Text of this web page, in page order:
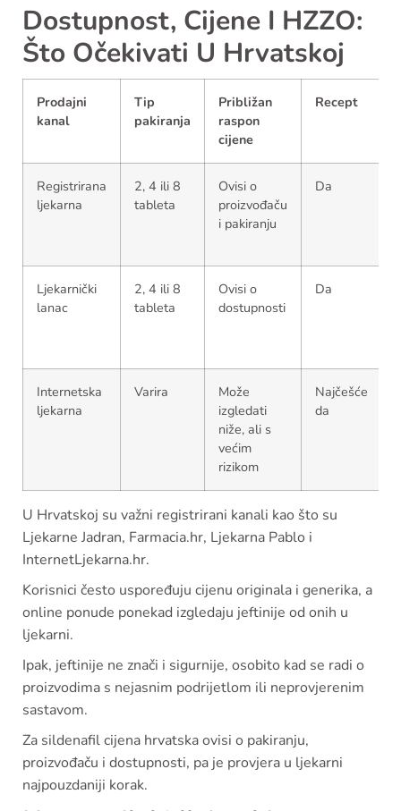
Dostupnost, Cijene I HZZO:
Što Očekivati U Hrvatskoj
Prodajni
kanal
Tip
pakiranja
Približan
raspon
cijene
Recept
Registrirana
ljekarna
2, 4 ili 8
tableta
Ovisi o
proizvođaču
i pakiranju
Da
Ljekarnički
lanac
2, 4 ili 8
tableta
Ovisi o
dostupnosti
Da
Internetska
ljekarna
Varira
Može
izgledati
niže, ali s
većim
rizikom
Najčešće
da
U Hrvatskoj su važni registrirani kanali kao što su
Ljekarne Jadran, Farmacia.hr, Ljekarna Pablo i
InternetLjekarna.hr.
Korisnici često uspoređuju cijenu originala i generika, a
online ponude ponekad izgledaju jeftinije od onih u
ljekarni.
Ipak, jeftinije ne znači i sigurnije, osobito kad se radi o
proizvodima s nejasnim podrijetlom ili neprovjerenim
sastavom.
Za sildenafil cijena hrvatska ovisi o pakiranju,
proizvođaču i dostupnosti, pa je provjera u ljekarni
najpouzdaniji korak.